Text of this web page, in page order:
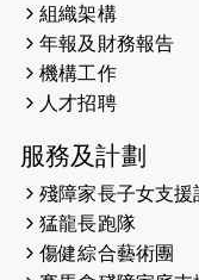
2026-05-22
2026-05-21
2026-05-14
（
2026-05-07
組織架構
年報及財務報告
機構工作
人才招聘
服務及計劃
殘障家長子女支援
猛龍長跑隊
傷健綜合藝術團